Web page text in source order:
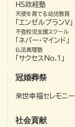
HS政経塾
天使を育てる幼児教育
「エンゼルプランV」
不登校児支援スクール
「ネバー・マインド」
仏法真理塾
「サクセスNo.1」
冠婚葬祭
来世幸福セレモニー
社会貢献